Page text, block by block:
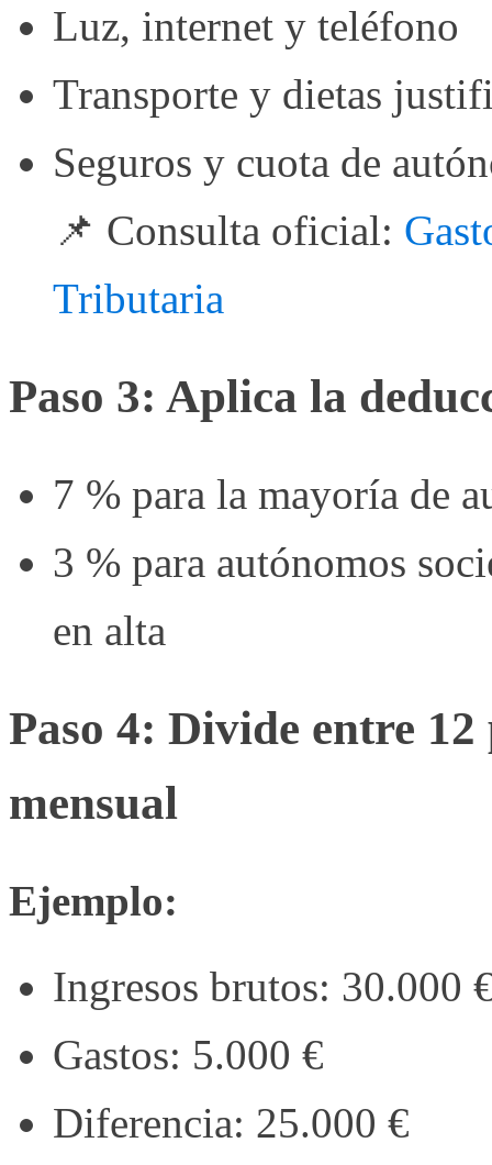
Luz, internet y teléfono
Transporte y dietas
Seguros y cuota de
📌 Consulta oficial:
Tributaria
Paso 3: Aplica la
7 % para la mayoría de
3 % para autónomos
en alta
Paso 4: Divide entre
mensual
Ejemplo:
Ingresos brutos: 30.000
Gastos: 5.000 €
Diferencia: 25.000 €